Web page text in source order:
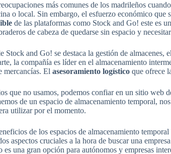
más comunes de los madrileños
o local. Sin embargo, el esfuerzo económico
de las plataformas como Stock and Go! este es
de cabeza de quedarse sin espacio y
Stock and Go! se destaca la gestión de
la compañía es líder en el almacenamiento
mercancías. El asesoramiento logístico que ofrece
que no usamos, podemos confiar en un sitio
de un espacio de almacenamiento temporal,
utilizar por el momento.
de los espacios de almacenamiento
aspectos cruciales a la hora de buscar una
una gran opción para autónomos y empresas